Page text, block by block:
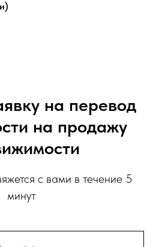
на перевод
на продажу
с вами в течение 5
минут